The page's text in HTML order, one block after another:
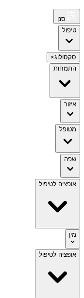
סנן
טיפול
סקסולוג×
התמחות
איזור
מטופל
שפה
אופציה לטיפול
מין
אופציה לטיפול